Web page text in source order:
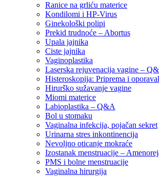
Ranice na grliću materice
Kondilomi i HP-Virus
Ginekološki polipi
Prekid trudnoće – Abortus
Upala jajnika
Ciste jajnika
Vaginoplastika
Laserska rejuvenacija vagine –
Histeroskopija: Priprema i
Hirurško sužavanje vagine
Miomi materice
Labioplastika – Q&A
Bol u stomaku
Vaginalna infekcija, pojačan sekret
Urinarna stres inkontinencija
Nevoljno oticanje mokraće
Izostanak menstruacije –
PMS i bolne menstruacije
Vaginalna hirurgija